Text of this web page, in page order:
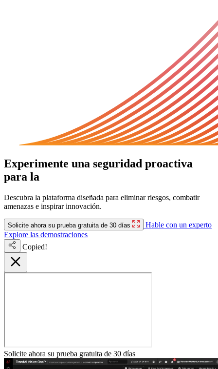
Experimente una seguridad proactiva
para la
Descubra la plataforma diseñada para eliminar riesgos, combatir
amenazas e inspirar innovación.
Solicite ahora su prueba gratuita de 30 días
Hable con un experto
Explore las demostraciones
Copied!
Solicite ahora su prueba gratuita de 30 días